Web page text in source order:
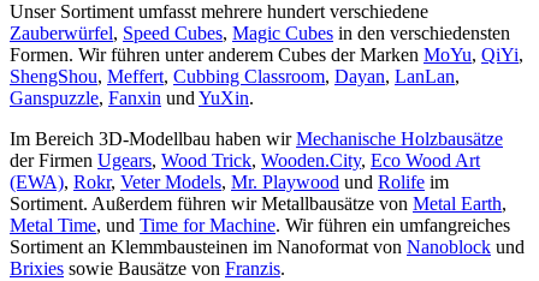
Unser Sortiment umfasst mehrere hundert verschiedene
Zauberwürfel, Speed Cubes, Magic Cubes in den verschiedensten
Formen. Wir führen unter anderem Cubes der Marken MoYu, QiYi,
ShengShou, Meffert, Cubbing Classroom, Dayan, LanLan,
Ganspuzzle, Fanxin und YuXin.
Im Bereich 3D-Modellbau haben wirMechanische Holzbausätze
der Firmen Ugears, Wood Trick, Wooden.City, Eco Wood Art
(EWA), Rokr, Veter Models, Mr. Playwood und Rolife im
Sortiment. Außerdem führen wir Metallbausätze von Metal Earth,
Metal Time, und Time for Machine. Wir führen ein umfangreiches
Sortiment an Klemmbausteinen im Nanoformat von Nanoblock und
Brixies sowie Bausätze von Franzis.